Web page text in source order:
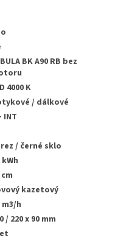
BK A90 RB bez
4000 K
/ dálkové
INT
/ černé sklo
kazetový
m3/h
/ 220 x 90 mm